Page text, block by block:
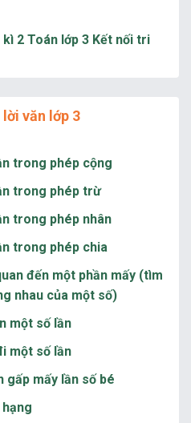
2 Toán lớp 3 Kết nối tri
văn lớp 3
trong phép cộng
trong phép trừ
trong phép nhân
trong phép chia
đến một phần mấy (tìm
nhau của một số)
một số lần
một số lần
gấp mấy lần số bé